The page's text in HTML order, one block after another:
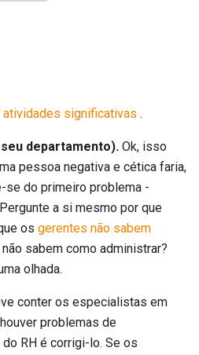
significativas .
departamento). Ok, isso
pessoa negativa e cética faria,
se do primeiro problema -
a si mesmo por que
os gerentes não sabem
sabem como administrar?
olhada.
conter os especialistas em
problemas de
RH é corrigi-lo. Se os